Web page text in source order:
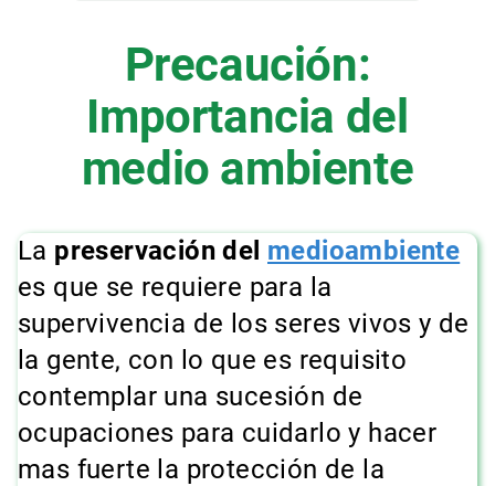
Precaución:
Importancia del
medio ambiente
La preservación del medioambiente
es que se requiere para la
supervivencia de los seres vivos y de
la gente, con lo que es requisito
contemplar una sucesión de
ocupaciones para cuidarlo y hacer
mas fuerte la protección de la